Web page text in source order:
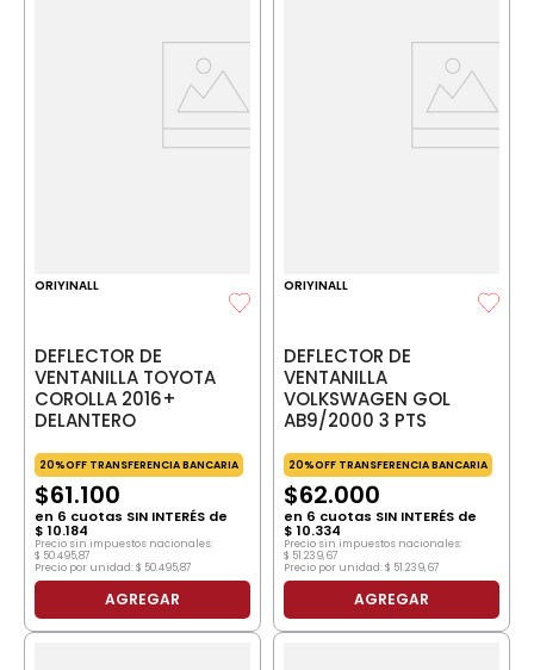
ORIYINALL
DEFLECTOR DE
VENTANILLA TOYOTA
COROLLA 2016+
DELANTERO
20%OFF TRANSFERENCIA BANCARIA
$61.100
en 6 cuotas SIN INTERÉS de
$ 10.184
Precio sin impuestos nacionales:
$ 50.495,87
Precio por unidad: $ 50.495,87
AGREGAR
ORIYINALL
DEFLECTOR DE
VENTANILLA
VOLKSWAGEN GOL
AB9/2000 3 PTS
20%OFF TRANSFERENCIA BANCARIA
$62.000
en 6 cuotas SIN INTERÉS de
$ 10.334
Precio sin impuestos nacionales:
$ 51.239,67
Precio por unidad:$ 51.239,67
AGREGAR